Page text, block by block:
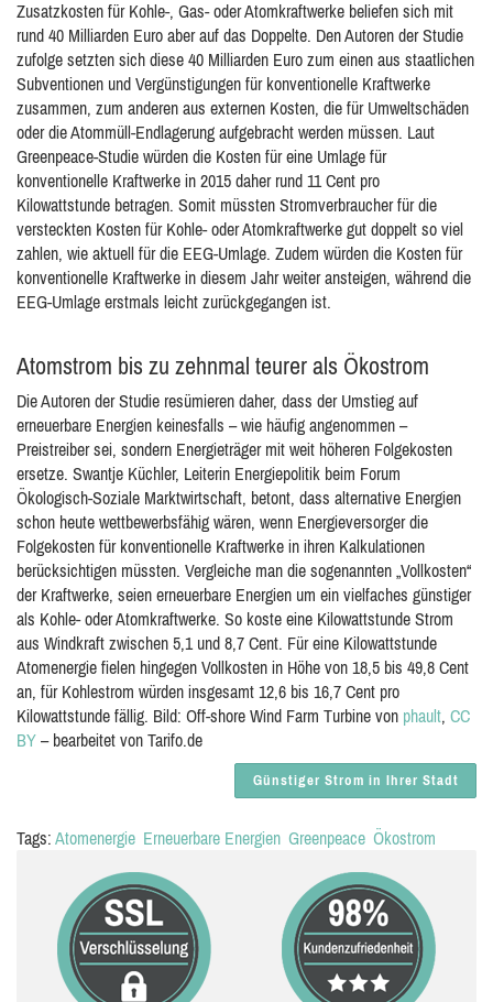
Zusatzkosten für Kohle-, Gas- oder Atomkraftwerke beliefen sich mit
rund 40 Milliarden Euro aber auf das Doppelte. Den Autoren der Studie
zufolge setzten sich diese 40 Milliarden Euro zum einen aus staatlichen
Subventionen und Vergünstigungen für konventionelle Kraftwerke
zusammen, zum anderen aus externen Kosten, die für Umweltschäden
oder die Atommüll-Endlagerung aufgebracht werden müssen. Laut
Greenpeace-Studie würden die Kosten für eine Umlage für
konventionelle Kraftwerke in 2015 daher rund 11 Cent pro
Kilowattstunde betragen. Somit müssten Stromverbraucher für die
versteckten Kosten für Kohle- oder Atomkraftwerke gut doppelt so viel
zahlen, wie aktuell für die EEG-Umlage. Zudem würden die Kosten für
konventionelle Kraftwerke in diesem Jahr weiter ansteigen, während die
EEG-Umlage erstmals leicht zurückgegangen ist.
Atomstrom bis zu zehnmal teurer als Ökostrom
Die Autoren der Studie resümieren daher, dass der Umstieg auf
erneuerbare Energien keinesfalls – wie häufig angenommen –
Preistreiber sei, sondern Energieträger mit weit höheren Folgekosten
ersetze. Swantje Küchler, Leiterin Energiepolitik beim Forum
Ökologisch-Soziale Marktwirtschaft, betont, dass alternative Energien
schon heute wettbewerbsfähig wären, wenn Energieversorger die
Folgekosten für konventionelle Kraftwerke in ihren Kalkulationen
berücksichtigen müssten. Vergleiche man die sogenannten „Vollkosten“
der Kraftwerke, seien erneuerbare Energien um ein vielfaches günstiger
als Kohle- oder Atomkraftwerke. So koste eine Kilowattstunde Strom
aus Windkraft zwischen 5,1 und 8,7 Cent. Für eine Kilowattstunde
Atomenergie fielen hingegen Vollkosten in Höhe von 18,5 bis 49,8 Cent
an, für Kohlestrom würden insgesamt 12,6 bis 16,7 Cent pro
Kilowattstunde fällig. Bild: Off-shore Wind Farm Turbine von phault, CC
BY – bearbeitet von Tarifo.de
Günstiger Strom in Ihrer Stadt
Tags: Atomenergie Erneuerbare Energien Greenpeace Ökostrom